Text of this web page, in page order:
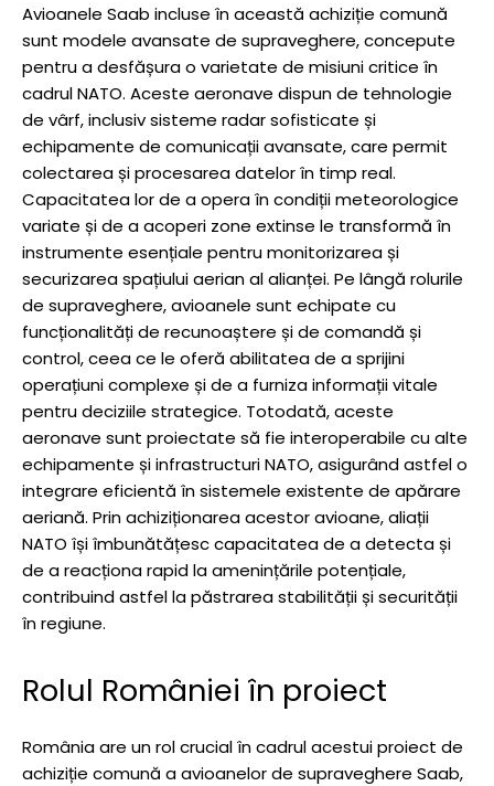
Avioanele Saab incluse în această achiziție comună
sunt modele avansate de supraveghere, concepute
pentru a desfășura o varietate de misiuni critice în
cadrul NATO. Aceste aeronave dispun de tehnologie
de vârf, inclusiv sisteme radar sofisticate și
echipamente de comunicații avansate, care permit
colectarea și procesarea datelor în timp real.
Capacitatea lor de a opera în condiții meteorologice
variate și de a acoperi zone extinse le transformă în
instrumente esențiale pentru monitorizarea și
securizarea spațiului aerian al alianței. Pe lângă rolurile
de supraveghere, avioanele sunt echipate cu
funcționalități de recunoaștere și de comandă și
control, ceea ce le oferă abilitatea de a sprijini
operațiuni complexe și de a furniza informații vitale
pentru deciziile strategice. Totodată, aceste
aeronave sunt proiectate să fie interoperabile cu alte
echipamente și infrastructuri NATO, asigurând astfel o
integrare eficientă în sistemele existente de apărare
aeriană. Prin achiziționarea acestor avioane, aliații
NATO își îmbunătățesc capacitatea de a detecta și
de a reacționa rapid la amenințările potențiale,
contribuind astfel la păstrarea stabilității și securității
în regiune.
Rolul României în proiect
România are un rol crucial în cadrul acestui proiect de
achiziție comună a avioanelor de supraveghere Saab,